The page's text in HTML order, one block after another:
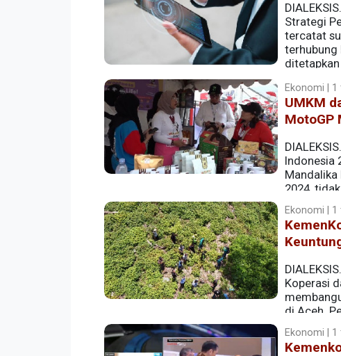
Strategi
tercatat
terhubung
perhitungan IDEA.
Ekonomi | 1
UMKM
MotoGP
Indonesia
Mandalika
2024,
dunia, namun juga mendatangkan dampak
(UMKM) lokal.
Ekonomi | 1
Koperasi
di Aceh.
produk nilam, sebuah komoditas unggulan di
Ekonomi | 1